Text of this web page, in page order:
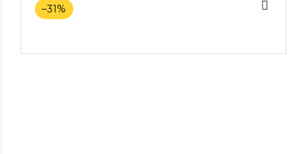
–31%